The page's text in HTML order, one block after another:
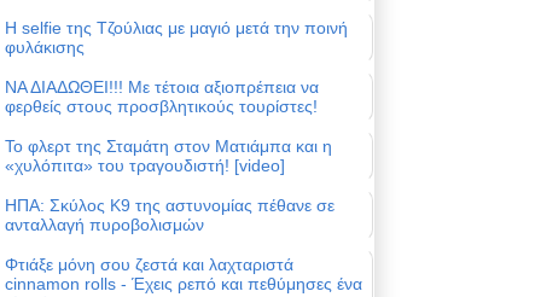
Η selfie της Τζούλιας με μαγιό μετά την ποινή
φυλάκισης
ΝΑ ΔΙΑΔΩΘΕΙ!!! Με τέτοια αξιοπρέπεια να
φερθείς στους προσβλητικούς τουρίστες!
Το φλερτ της Σταμάτη στον Ματιάμπα και η
«χυλόπιτα» του τραγουδιστή! [video]
ΗΠΑ: Σκύλος Κ9 της αστυνομίας πέθανε σε
ανταλλαγή πυροβολισμών
Φτιάξε μόνη σου ζεστά και λαχταριστά
cinnamon rolls - Έχεις ρεπό και πεθύμησες ένα